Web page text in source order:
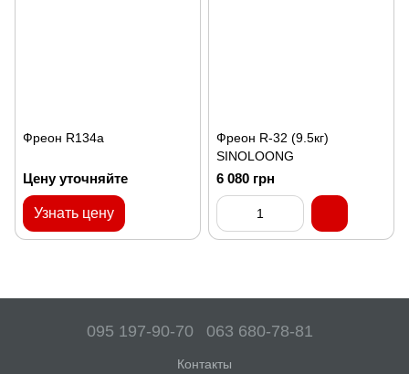
Фреон R134a
Цену уточняйте
Узнать цену
Фреон R-32 (9.5кг)
SINOLOONG
6 080 грн
095 197-90-70 063 680-78-81
Контакты